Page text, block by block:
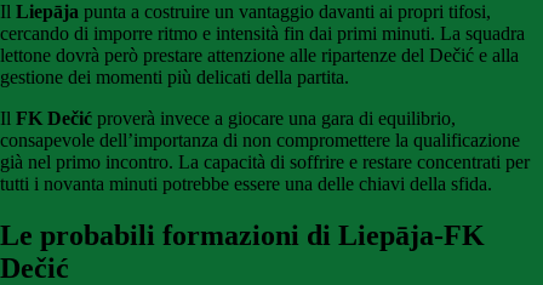
Il Liepāja punta a costruire un vantaggio davanti ai propri tifosi,
cercando di imporre ritmo e intensità fin dai primi minuti. La squadra
lettone dovrà però prestare attenzione alle ripartenze del Dečić e alla
gestione dei momenti più delicati della partita.
Il FK Dečić proverà invece a giocare una gara di equilibrio,
consapevole dell’importanza di non compromettere la qualificazione
già nel primo incontro. La capacità di soffrire e restare concentrati per
tutti i novanta minuti potrebbe essere una delle chiavi della sfida.
Le probabili formazioni di Liepāja-FK
Dečić